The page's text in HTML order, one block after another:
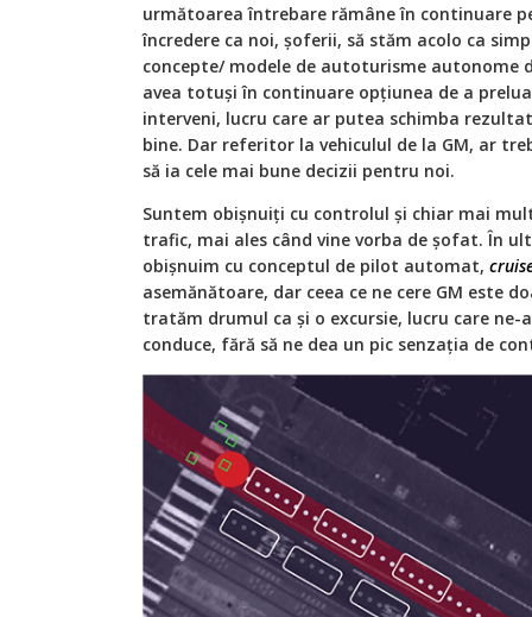
următoarea întrebare rămâne în continuare
încredere ca noi, șoferii, să stăm acolo ca
concepte/ modele de autoturisme autonome
avea totuși în continuare opțiunea de a
interveni, lucru care ar putea schimba
bine. Dar referitor la vehiculul de la GM, ar
să ia cele mai bune decizii pentru noi.
Suntem obișnuiți cu controlul și chiar mai
trafic, mai ales când vine vorba de șofat. În
obișnuim cu conceptul de pilot automat,
asemănătoare, dar ceea ce ne cere GM este
tratăm drumul ca și o excursie, lucru care ne-
conduce, fără să ne dea un pic senzația de